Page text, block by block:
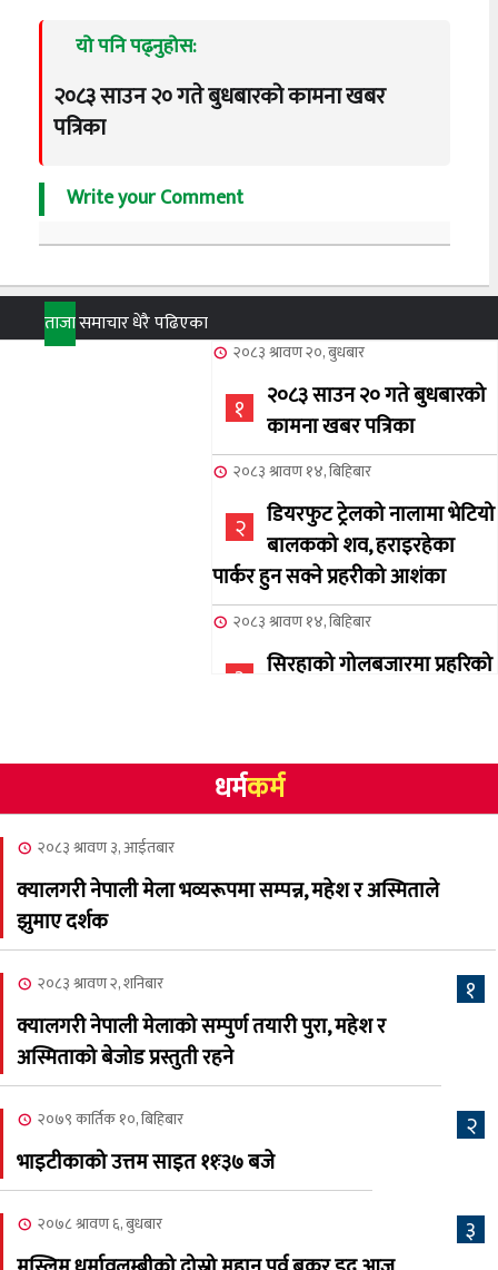
यो पनि पढ्नुहोस:
२०८३ साउन २० गते बुधबारको कामना खबर
पत्रिका
Write your Comment
ताजासमाचारधेरै पढिएका
२०८३ श्रावण २०, बुधबार
१
२०८३ साउन २० गते बुधबारको
कामना खबर पत्रिका
२०८३ श्रावण १४, बिहिबार
२
डियरफुट ट्रेलको नालामा भेटियो
बालकको शव, हराइरहेका
पार्कर हुन सक्ने प्रहरीको आशंका
२०८३ श्रावण १४, बिहिबार
३
सिरहाको गोलबजारमा प्रहरिको
४
NCSC को अध्यक्षमा घनेन्द्र
न्यौपाने बिजयी
नेप्लिज सोसाइटि अफ
२०८३ श्रावण ६, बुधबार
कामना खबर पत्रिका
७ क्यालगरी नेपाली मेला
धर्मकर्म
२०८३ श्रावण ३, आईतबार
क्यालगरी नेपाली मेला भव्यरूपमा सम्पन्न, महेश र अस्मिताले
झुमाए दर्शक
१
२०८३ श्रावण २, शनिबार
क्यालगरी नेपाली मेलाको सम्पुर्ण तयारी पुरा, महेश र
अस्मिताको बेजोड प्रस्तुती रहने
२
२०७९ कार्तिक १०, बिहिबार
भाइटीकाको उत्तम साइत ११ः३७ बजे
३
२०७८ श्रावण ६, बुधबार